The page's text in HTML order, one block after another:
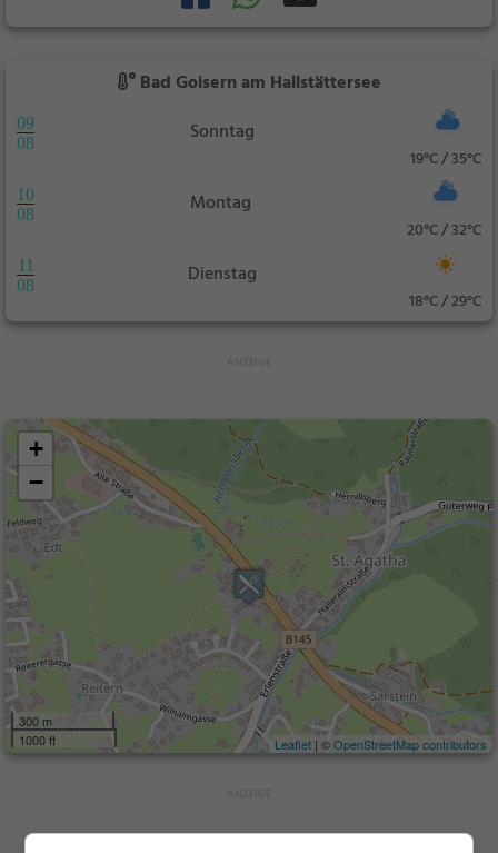
Bad Goisern am Hallstättersee
09
08
Sonntag
19°C / 35°C
10
08
Montag
20°C / 32°C
11
08
Dienstag
18°C / 29°C
+
−
300 m
1000 ft
Leaflet | ©OpenStreetMap contributors